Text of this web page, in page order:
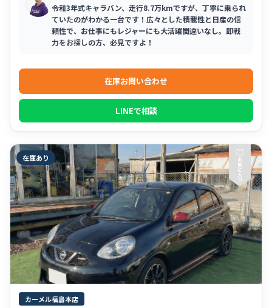
令和3年式キャラバン、走行8.7万kmですが、丁寧に乗られ
ていたのがわかる一台です！広々とした積載性と日産の信
頼性で、お仕事にもレジャーにも大活躍間違いなし。即戦
力をお探しの方、必見ですよ！
在庫お問い合わせ
LINEで相談
在庫あり ♡
お
気
に
入
り
カーメル福島本店